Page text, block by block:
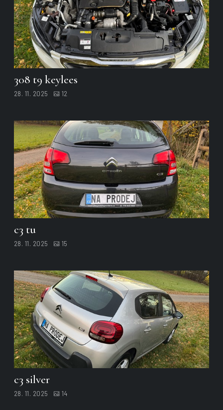
308 t9 keylees
28. 11. 2025 12
c3 tu
28. 11. 2025 15
c3 silver
28. 11. 2025 14